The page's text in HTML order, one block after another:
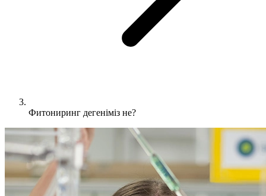
Фитониринг дегеніміз не?